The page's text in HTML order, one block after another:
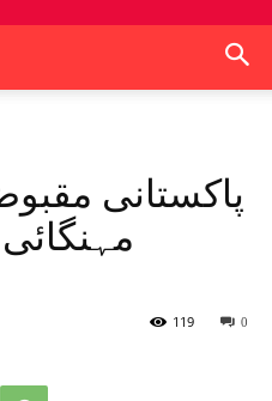
پاکستانی
0
119